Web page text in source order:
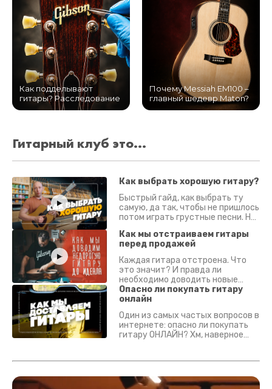
Как подделывают
гитары? Расследование
Почему Messiah EM100 –
главный шедевр Maton?
Гитарный клуб это...
Как выбрать хорошую гитару?
Быстрый гайд, как выбрать ту
самую, да так, чтобы не пришлось
потом играть грустные песни. На
Как мы отстраиваем гитары
перед продажей
Каждая гитара отстроена. Что
это значит? И правда ли
необходимо доводить новые
гитары? Если кратко - да.
Подробно - в видео :)
Опасно ли покупать гитару
онлайн
Один из самых частых вопросов в
интернете: опасно ли покупать
гитару ОНЛАЙН? Хм, наверное
застрахован. Случись что -